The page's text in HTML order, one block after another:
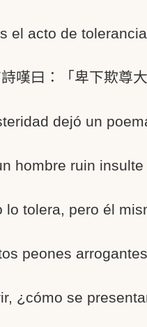
el acto de
嘆曰：「卑下欺尊
dejó un
hombre ruin
lo tolera, pero él
peones
¿cómo se